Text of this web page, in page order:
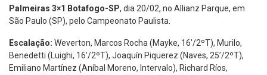
Palmeiras 3×1 Botafogo-SP, dia 20/02, no Allianz Parque, em
São Paulo (SP), pelo Campeonato Paulista.
Escalação: Weverton, Marcos Rocha (Mayke, 16’/2ºT), Murilo,
Benedetti (Luighi, 16’/2ºT), Joaquín Piquerez (Naves, 25’/2ºT),
Emiliano Martínez (Aníbal Moreno, Intervalo), Richard Ríos,